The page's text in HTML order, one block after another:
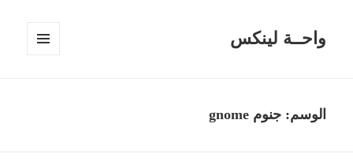
واحــة لينكس
الوسم:جنوم gnome